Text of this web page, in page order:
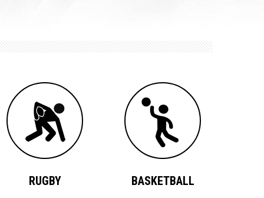
RUGBY BASKETBALL